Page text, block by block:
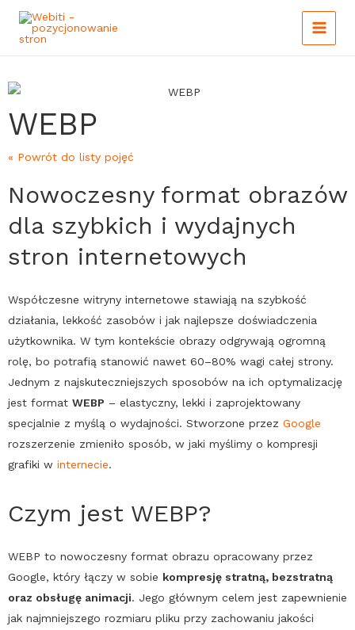
Skip
Main
Menu
WEBP
« Powrót do listy pojęć
Nowoczesny format obrazów
dla szybkich i wydajnych
stron internetowych
Współczesne witryny internetowe stawiają na szybkość
działania, lekkość zasobów i jak najlepsze doświadczenia
użytkownika. W tym kontekście obrazy odgrywają ogromną
rolę, bo potrafią stanowić nawet 60–80% wagi całej strony.
Jednym z najskuteczniejszych sposobów na ich optymalizację
jest format WEBP – elastyczny, lekki i zaprojektowany
specjalnie z myślą o wydajności. Stworzone przez Google
rozszerzenie zmieniło sposób, w jaki myślimy o kompresji
grafiki w internecie.
Czym jest WEBP?
WEBP to nowoczesny format obrazu opracowany przez
Google, który łączy w sobie kompresję stratną, bezstratną
oraz obsługę animacji. Jego głównym celem jest zapewnienie
jak najmniejszego rozmiaru pliku przy zachowaniu jakości